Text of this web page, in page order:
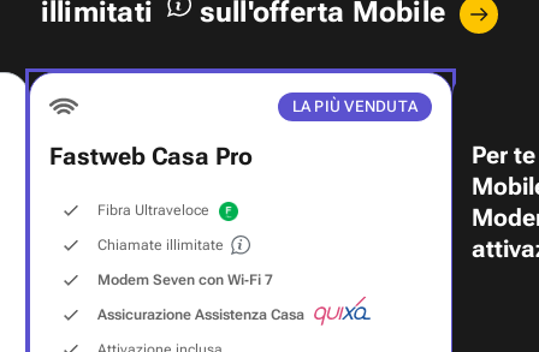
illimitati
sull'offerta Mobile
LA PIÙ VENDUTA
Fastweb Casa Pro
Fibra Ultraveloce
Chiamate illimitate
Modem Seven con Wi‑Fi 7
Assicurazione Assistenza Casa
Per